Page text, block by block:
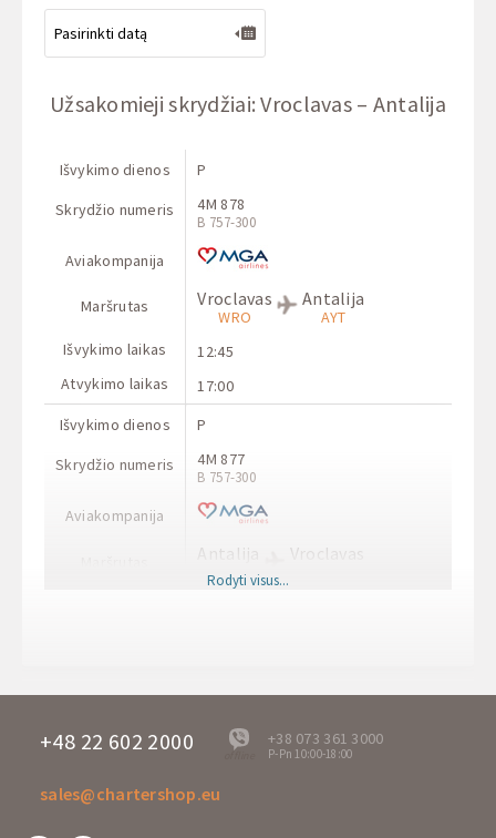
Užsakomieji skrydžiai: Vroclavas – Antalija
Išvykimo dienos
Skrydžio numeris
Aviakompanija
Maršrutas
Išvykimo laikas
Atvykimo laikas
P
4M 878
B 757-300
Vroclavas
WRO
Antalija
AYT
12:45
17:00
Išvykimo dienos
Skrydžio numeris
Aviakompanija
P
4M 877
B 757-300
Antalija
AYT
Vroclavas
B-737
Rodyti visus...
+48 22 602 2000
offline
+38 073 361 3000
P-Pn 10:00-18:00
sales@chartershop.eu